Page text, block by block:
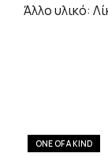
Άλλο υλικό:
ONE OF A KIND